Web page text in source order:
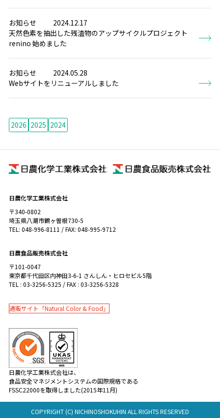
お知らせ
2024.12.17
天然色素を抽出した残渣物のアップサイクルプロジェクト
renino 始めました
お知らせ
2024.05.28
Webサイトをリニューアルしました
2026 2025 2024
日農化学工業株式会社
〒340-0802
埼玉県八潮市鶴ヶ曽根730-5
TEL: 048-996-8111 / FAX: 048-995-9712
日農食品販売株式会社
〒101-0047
東京都千代田区内神田3-6-1 さんしん・ヒロセビル5階
TEL : 03-3256-5325 / FAX : 03-3256-5328
通販サイト「Natural Color & Food」
日農化学工業株式会社は、
食品安全マネジメントシステムの国際規格である
FSSC22000を取得しました(2015年11月)
COPYRIGHT (C) NICHINOSHOKUHIN ALL RIGHTS RESERVED